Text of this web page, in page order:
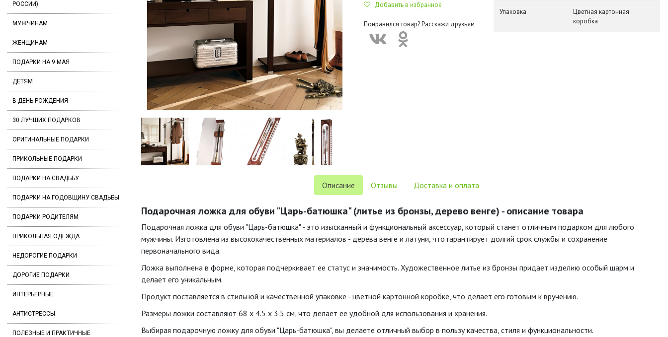
РОССИИ)
МУЖЧИНАМ
ЖЕНЩИНАМ
ПОДАРКИ НА 9 МАЯ
ДЕТЯМ
В ДЕНЬ РОЖДЕНИЯ
30 ЛУЧШИХ ПОДАРКОВ
ОРИГИНАЛЬНЫЕ ПОДАРКИ
ПРИКОЛЬНЫЕ ПОДАРКИ
ПОДАРКИ НА СВАДЬБУ
ПОДАРКИ НА ГОДОВЩИНУ СВАДЬБЫ
ПОДАРКИ РОДИТЕЛЯМ
ПРИКОЛЬНАЯ ОДЕЖДА
НЕДОРОГИЕ ПОДАРКИ
ДОРОГИЕ ПОДАРКИ
ИНТЕРЬЕРНЫЕ
АНТИСТРЕССЫ
ПОЛЕЗНЫЕ И ПРАКТИЧНЫЕ
Добавить в избранное
Понравился товар? Расскажи друзьям
Упаковка
Цветная картонная
коробка
Описание Отзывы Доставка и оплата
Подарочная ложка для обуви "Царь-батюшка" (литье из бронзы, дерево венге) - описание товара
Подарочная ложка для обуви "Царь-батюшка" - это изысканный и функциональный аксессуар, который станет отличным подарком для любого
мужчины. Изготовлена из высококачественных материалов - дерева венге и латуни, что гарантирует долгий срок службы и сохранение
первоначального вида.
Ложка выполнена в форме, которая подчеркивает ее статус и значимость. Художественное литье из бронзы придает изделию особый шарм и
делает его уникальным.
Продукт поставляется в стильной и качественной упаковке - цветной картонной коробке, что делает его готовым к вручению.
Размеры ложки составляют 68 x 4.5 x 3.5 см, что делает ее удобной для использования и хранения.
Выбирая подарочную ложку для обуви "Царь-батюшка", вы делаете отличный выбор в пользу качества, стиля и функциональности.